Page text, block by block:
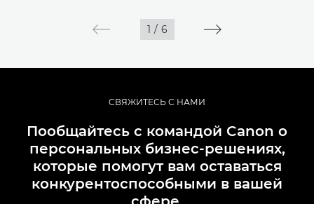
1 / 6
СВЯЖИТЕСЬ С НАМИ
Пообщайтесь с командой Canon о
персональных бизнес-решениях,
которые помогут вам оставаться
конкурентоспособными в вашей